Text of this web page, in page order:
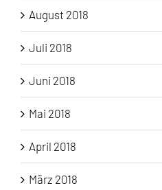
August 2018
Juli 2018
Juni 2018
Mai 2018
April 2018
März 2018